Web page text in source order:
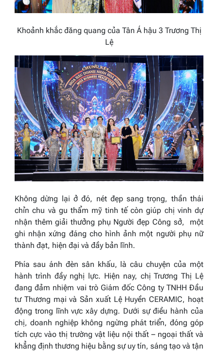
Khoảnh khắc đăng quang của Tân Á hậu 3 Trương Thị
Lệ
Không dừng lại ở đó, nét đẹp sang trọng, thần thái
chỉn chu và gu thẩm mỹ tinh tế còn giúp chị vinh dự
nhận thêm giải thưởng phụ Người đẹp Công sở, một
ghi nhận xứng đáng cho hình ảnh một người phụ nữ
thành đạt, hiện đại và đầy bản lĩnh.
Phía sau ánh đèn sân khấu, là câu chuyện của một
hành trình đầy nghị lực. Hiện nay, chị Trương Thị Lệ
đang đảm nhiệm vai trò Giám đốc Công ty TNHH Đầu
tư Thương mại và Sản xuất Lệ Huyền CERAMIC, hoạt
động trong lĩnh vực xây dựng. Dưới sự điều hành của
chị, doanh nghiệp không ngừng phát triển, đóng góp
tích cực vào thị trường vật liệu nội thất – ngoại thất và
khẳng định thương hiệu bằng sự uy tín, sáng tạo và tận